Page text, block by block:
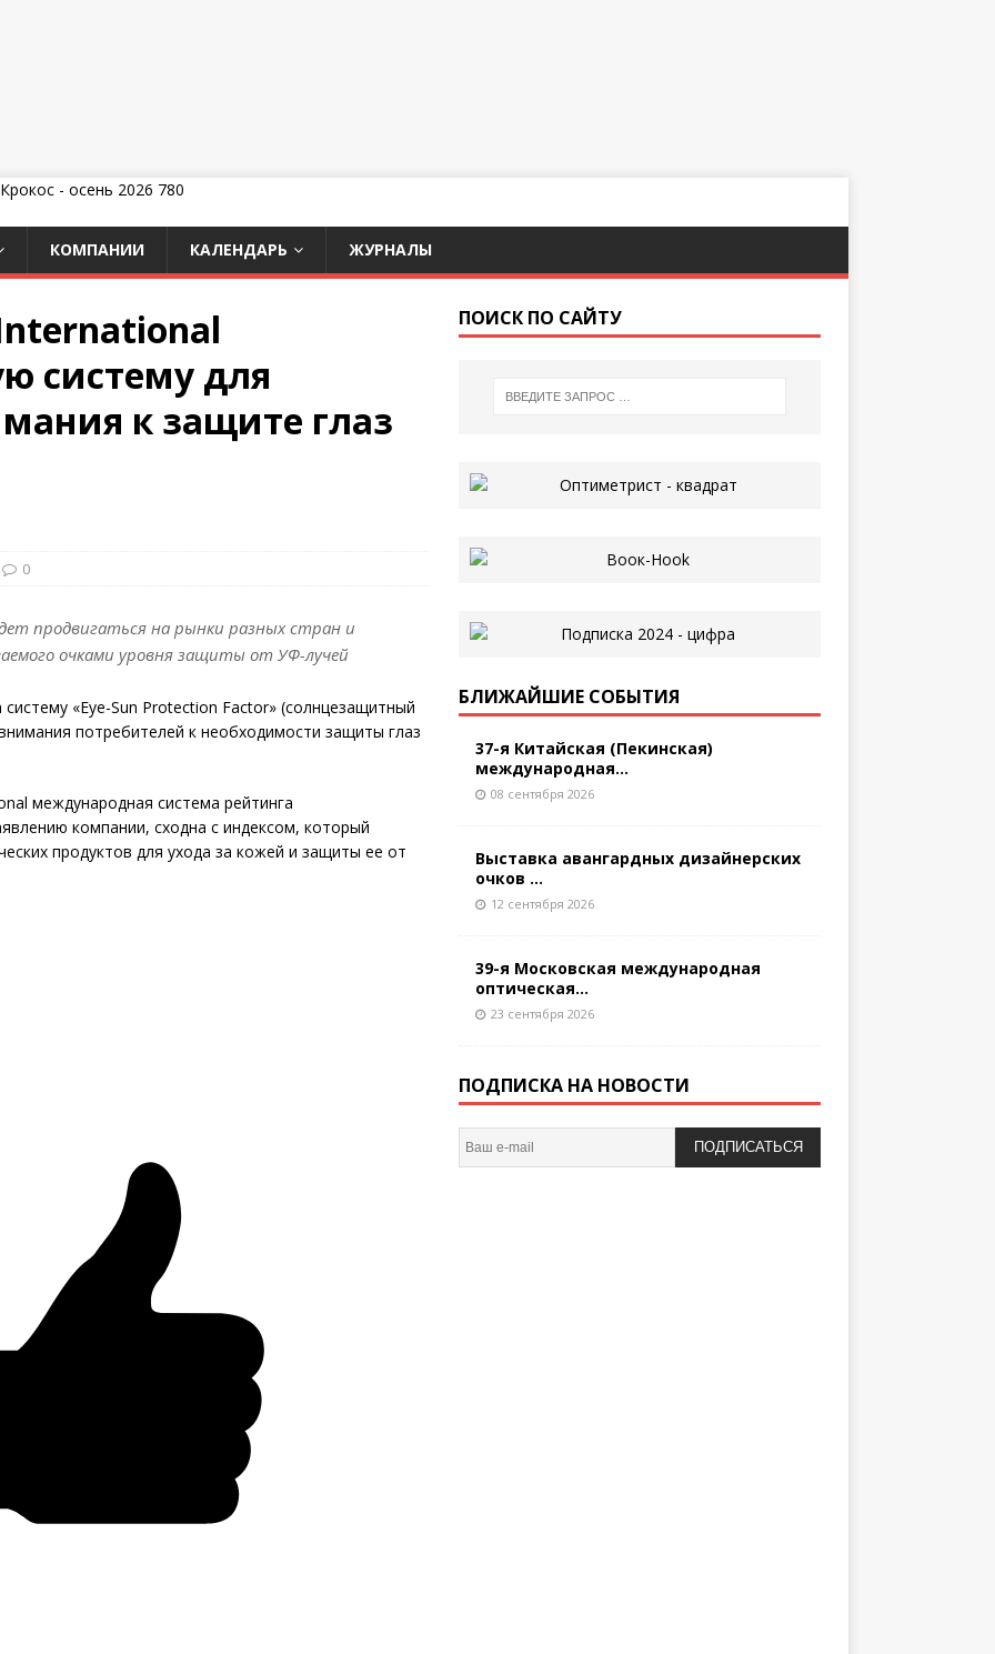
КОМПАНИИ КАЛЕНДАРЬ ЖУРНАЛЫ
систему для
к защите глаз
0
продвигаться на рынки разных стран и
очками уровня защиты от УФ-лучей
«Eye-Sun Protection Factor» (солнцезащитный
потребителей к необходимости защиты глаз
международная система рейтинга
компании, сходна с индексом, который
продуктов для ухода за кожей и защиты ее от
ПОИСК ПО САЙТУ
БЛИЖАЙШИЕ СОБЫТИЯ
37-я Китайская (Пекинская)
международная...
08 сентября 2026
Выставка авангардных дизайнерских
очков ...
12 сентября 2026
39-я Московская международная
оптическая...
23 сентября 2026
ПОДПИСКА НА НОВОСТИ
ПОДПИСАТЬСЯ